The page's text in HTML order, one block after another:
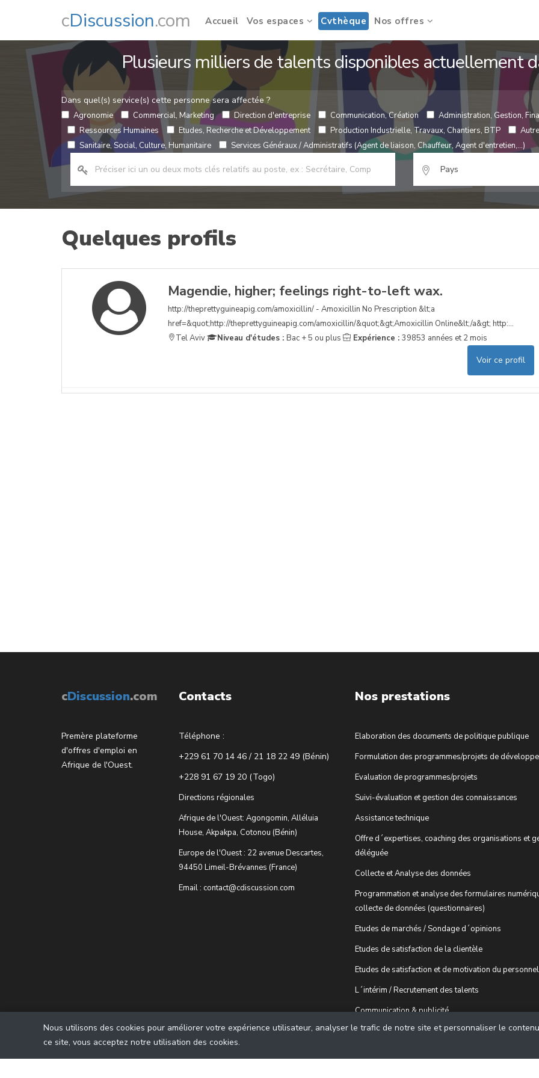
cDiscussion.com Accueil Vos espaces Cvthèque Nos offres
Plusieurs milliers de talents disponibles actuellement
Dans quel(s) service(s) cette personne sera affectée ?
Agronomie Commercial, Marketing Direction d'entreprise Communication, Création
Administration, Gestion,
Ressources Humaines
Etudes, Recherche et Développement Production Industrielle, Travaux, Chantiers, BTP
Sanitaire, Social, Culture, Humanitaire
Services Généraux / Administratifs (Agent de liaison, Chauffeur, Agent d'entretien,...)
Quelques profils
Magendie, higher; feelings right-to-left wax.
http://theprettyguineapig.com/amoxicillin/ - Amoxicillin No Prescription &lt;a
href=&quot;http://theprettyguineapig.com/amoxicillin/&quot;&gt;Amoxicillin Online&lt;/a&gt; http:...
Tel Aviv
Niveau d'études : Bac + 5 ou plus Expérience : 39853 années et 2 mois
Voir ce profil
cDiscussion.com
Premère plateforme
d'offres d'emploi en
Afrique de l'Ouest.
Contacts
Téléphone :
+229 61 70 14 46 / 21 18 22 49 (Bénin)
+228 91 67 19 20 (Togo)
Directions régionales
Afrique de l'Ouest: Agongomin, Alléluia
House, Akpakpa, Cotonou (Bénin)
Europe de l'Ouest : 22 avenue Descartes,
94450 Limeil-Brévannes (France)
Email : contact@cdiscussion.com
Nos prestations
Elaboration des documents de politique publique
Formulation des programmes/projets de
Evaluation de programmes/projets
Suivi-évaluation et gestion des connaissances
Assistance technique
Offre d´expertises, coaching des organisations et
déléguée
Collecte et Analyse des données
Programmation et analyse des formulaires
collecte de données (questionnaires)
Etudes de marchés / Sondage d´opinions
Etudes de satisfaction de la clientèle
Etudes de satisfaction et de motivation du personnel
L´intérim / Recrutement des talents
Communication & publicité
Nous utilisons des cookies pour améliorer votre expérience utilisateur, analyser le trafic de notre site et personnaliser le
ce site, vous acceptez notre utilisation des cookies.